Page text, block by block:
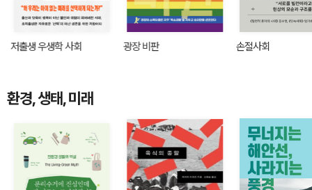
저출생 우생학 사회 광장 비판 손절사회
환경, 생태, 미래